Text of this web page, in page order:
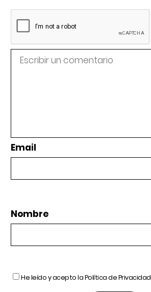
Email
Nombre
He leído y acepto laPolítica de Privacidad